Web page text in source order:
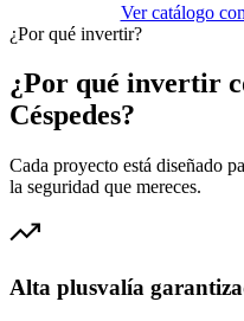
Ver catálogo
¿Por qué invertir?
¿Por qué invertir
Céspedes?
Cada proyecto está diseñado
la seguridad que mereces.
Alta plusvalía